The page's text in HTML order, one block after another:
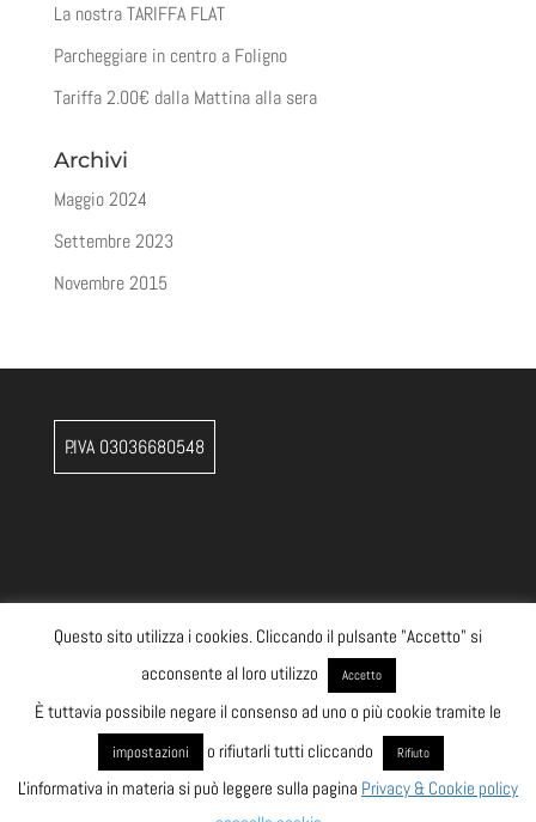
La nostra TARIFFA FLAT
Parcheggiare in centro a Foligno
Tariffa 2.00€ dalla Mattina alla sera
Archivi
Maggio 2024
Settembre 2023
Novembre 2015
P.IVA 03036680548
Questo sito utilizza i cookies. Cliccando il pulsante "Accetto" si
acconsente al loro utilizzo
Accetto
È tuttavia possibile negare il consenso ad uno o più cookie tramite le
impostazioni o rifiutarli tutti cliccando Rifiuto
L'informativa in materia si può leggere sulla pagina Privacy & Cookie policy